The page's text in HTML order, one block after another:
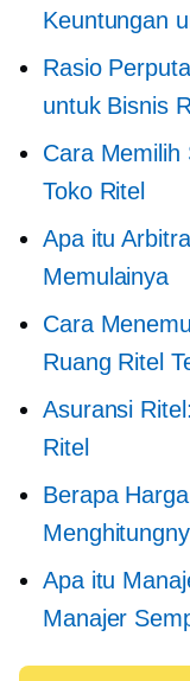
Keuntungan
Rasio
untuk Bisnis
Cara Memilih
Toko Ritel
Apa itu
Memulainya
Cara
Ruang Ritel
Asuransi
Ritel
Berapa
Apa itu
Manajer